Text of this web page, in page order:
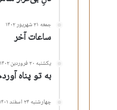
جمعه ۳۱ شهریور ۱۴۰۲
ساعات آخر
یکشنبه ۲۰ فروردین ۱۴۰۲
به تو پناه
چهارشنبه ۲۴ اسفند ۱۴۰۱